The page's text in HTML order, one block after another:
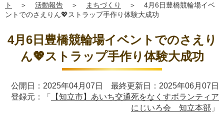
ト
＞ 活動報告 ＞ まちづくり ＞
4月6日豊橋競輪場イベ
ントでのさえりん💖ストラップ手作り体験大成功
4月6日豊橋競輪場イベントでのさえり
ん💖ストラップ手作り体験大成功
公開日：2025年04月07日 最終更新日：2025年06月07日
登録元：「
【知立市】あいち交通死をなくすボランティア
にじいろ会 知立本部 」